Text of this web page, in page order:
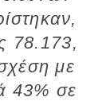
78.173,
με
43% σε